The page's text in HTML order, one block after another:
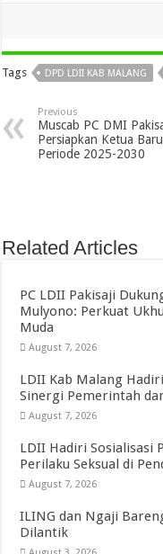
Tags DPD LDII KAB MALANG
Previous
Muscab PC DMI
Persiapkan Ketua
Periode 2025-2030
Related Articles
PC LDII Pakisaji
Mulyono: Perkuat
Muda
August 7, 2026
LDII Kab Malang
Sinergi Pemerintah
August 7, 2026
LDII Hadiri Sosialisasi
Perilaku Seksual di
August 7, 2026
ILING dan Ngaji
Dilantik